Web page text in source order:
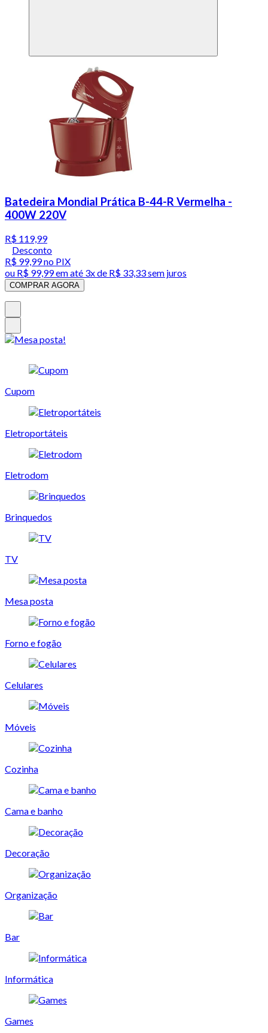
Batedeira Mondial Prática B-44-R Vermelha -
400W 220V
R$ 119,99
Desconto
R$ 99,99no PIX
ou R$ 99,99em até 3x de R$ 33,33 sem juros
COMPRAR AGORA
Cupom
Eletroportáteis
Eletrodom
Brinquedos
TV
Mesa posta
Forno e fogão
Celulares
Móveis
Cozinha
Cama e banho
Decoração
Organização
Bar
Informática
Games